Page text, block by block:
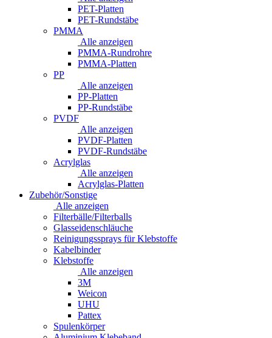
PET-Platten
PET-Rundstäbe
PMMA
Alle anzeigen
PMMA-Rundrohre
PMMA-Platten
PP
Alle anzeigen
PP-Platten
PP-Rundstäbe
PVDF
Alle anzeigen
PVDF-Platten
PVDF-Rundstäbe
Acrylglas
Alle anzeigen
Acrylglas-Platten
Zubehör/Sonstige
Alle anzeigen
Filterbälle/Filterballs
Glasseidenschläuche
Reinigungssprays für Klebstoffe
Kabelbinder
Klebstoffe
Alle anzeigen
3M
Weicon
UHU
Pattex
Spulenkörper